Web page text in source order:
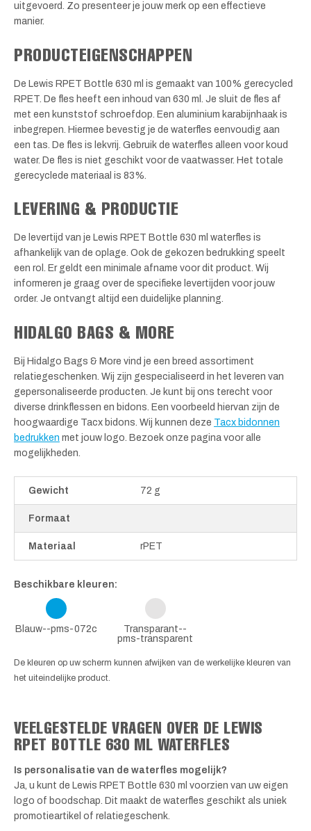
uitgevoerd. Zo presenteer je jouw merk op een effectieve
manier.
PRODUCTEIGENSCHAPPEN
De Lewis RPET Bottle 630 ml is gemaakt van 100% gerecycled
RPET. De fles heeft een inhoud van 630 ml. Je sluit de fles af
met een kunststof schroefdop. Een aluminium karabijnhaak is
inbegrepen. Hiermee bevestig je de waterfles eenvoudig aan
een tas. De fles is lekvrij. Gebruik de waterfles alleen voor koud
water. De fles is niet geschikt voor de vaatwasser. Het totale
gerecyclede materiaal is 83%.
LEVERING & PRODUCTIE
De levertijd van je Lewis RPET Bottle 630 ml waterfles is
afhankelijk van de oplage. Ook de gekozen bedrukking speelt
een rol. Er geldt een minimale afname voor dit product. Wij
informeren je graag over de specifieke levertijden voor jouw
order. Je ontvangt altijd een duidelijke planning.
HIDALGO BAGS & MORE
Bij Hidalgo Bags & More vind je een breed assortiment
relatiegeschenken. Wij zijn gespecialiseerd in het leveren van
gepersonaliseerde producten. Je kunt bij ons terecht voor
diverse drinkflessen en bidons. Een voorbeeld hiervan zijn de
hoogwaardige Tacx bidons. Wij kunnen deze Tacx bidonnen
bedrukken met jouw logo. Bezoek onze pagina voor alle
mogelijkheden.
Gewicht 72 g
Formaat
Materiaal rPET
Beschikbare kleuren:
Blauw--pms-072c
Transparant--
pms-transparent
De kleuren op uw scherm kunnen afwijken van de werkelijke kleuren van
het uiteindelijke product.
VEELGESTELDE VRAGEN OVER DE LEWIS
RPET BOTTLE 630 ML WATERFLES
Is personalisatie van de waterfles mogelijk?
Ja, u kunt de Lewis RPET Bottle 630 ml voorzien van uw eigen
logo of boodschap. Dit maakt de waterfles geschikt als uniek
promotieartikel of relatiegeschenk.